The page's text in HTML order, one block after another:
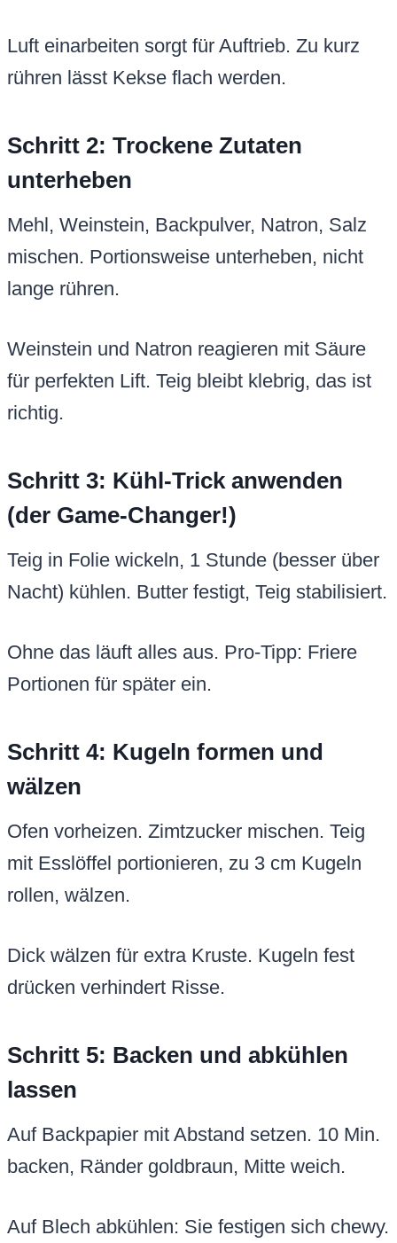
Luft einarbeiten sorgt für Auftrieb. Zu kurz
rühren lässt Kekse flach werden.
Schritt 2: Trockene Zutaten
unterheben
Mehl, Weinstein, Backpulver, Natron, Salz
mischen. Portionsweise unterheben, nicht
lange rühren.
Weinstein und Natron reagieren mit Säure
für perfekten Lift. Teig bleibt klebrig, das ist
richtig.
Schritt 3: Kühl-Trick anwenden
(der Game-Changer!)
Teig in Folie wickeln, 1 Stunde (besser über
Nacht) kühlen. Butter festigt, Teig stabilisiert.
Ohne das läuft alles aus. Pro-Tipp: Friere
Portionen für später ein.
Schritt 4: Kugeln formen und
wälzen
Ofen vorheizen. Zimtzucker mischen. Teig
mit Esslöffel portionieren, zu 3 cm Kugeln
rollen, wälzen.
Dick wälzen für extra Kruste. Kugeln fest
drücken verhindert Risse.
Schritt 5: Backen und abkühlen
lassen
Auf Backpapier mit Abstand setzen. 10 Min.
backen, Ränder goldbraun, Mitte weich.
Auf Blech abkühlen: Sie festigen sich chewy.